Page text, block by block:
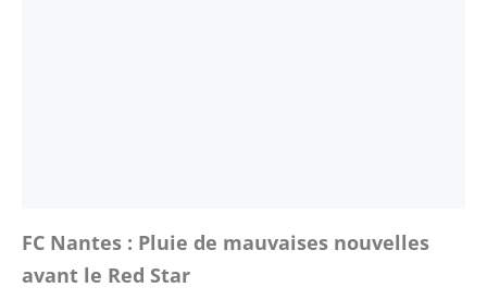
FC Nantes : Pluie de mauvaises nouvelles
avant le Red Star